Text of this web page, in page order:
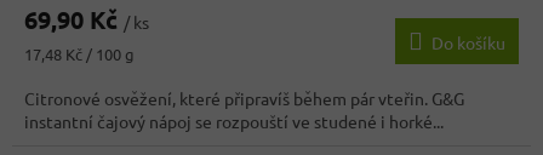
produktu
4,3
z
5
69,90 Kč / ks
Měrná
17,48 Kč / 100 g
Do košíku
Citronové osvěžení, které připravíš během pár vteřin. G&G
instantní čajový nápoj se rozpouští ve studené i horké...